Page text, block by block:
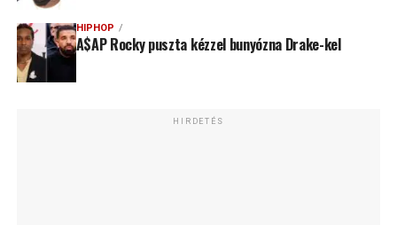
HIPHOP
A$AP Rocky puszta kézzel bunyózna Drake-kel
HIRDETÉS